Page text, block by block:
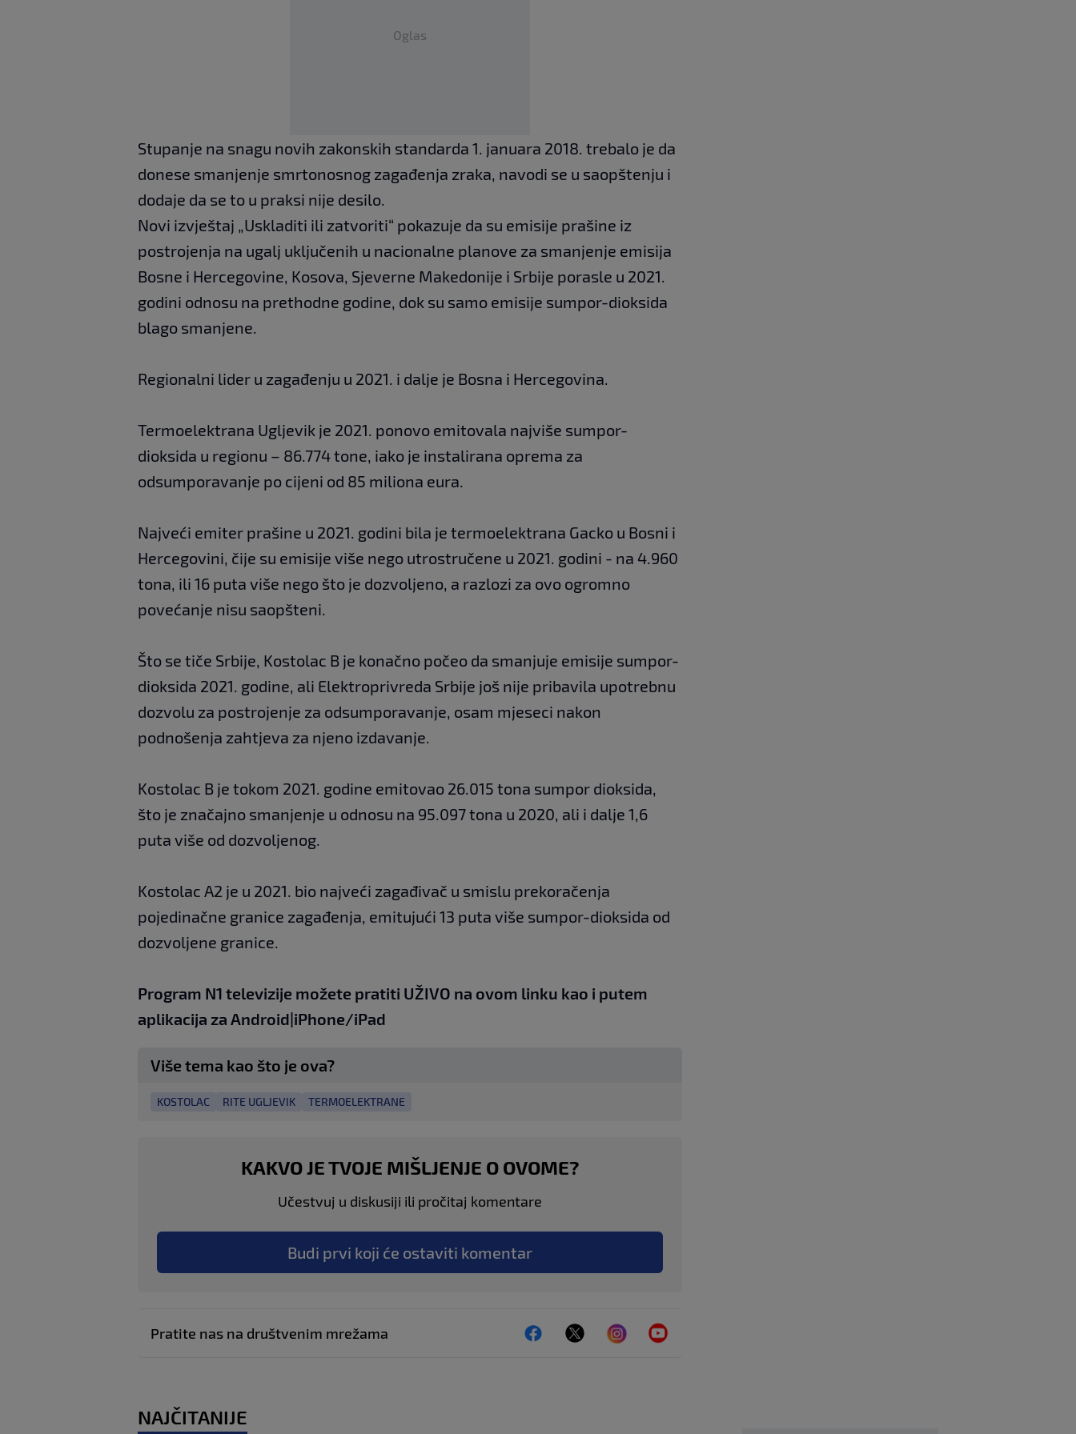
Oglas
Stupanje na snagu novih zakonskih standarda 1. januara 2018. trebalo je da
donese smanjenje smrtonosnog zagađenja zraka, navodi se u saopštenju i
dodaje da se to u praksi nije desilo.
Novi izvještaj „Uskladiti ili zatvoriti“ pokazuje da su emisije prašine iz
postrojenja na ugalj uključenih u nacionalne planove za smanjenje emisija
Bosne i Hercegovine, Kosova, Sjeverne Makedonije i Srbije porasle u 2021.
godini odnosu na prethodne godine, dok su samo emisije sumpor-dioksida
blago smanjene.
Regionalni lider u zagađenju u 2021. i dalje je Bosna i Hercegovina.
Termoelektrana Ugljevik je 2021. ponovo emitovala najviše sumpor-
dioksida u regionu – 86.774 tone, iako je instalirana oprema za
odsumporavanje po cijeni od 85 miliona eura.
Najveći emiter prašine u 2021. godini bila je termoelektrana Gacko u Bosni i
Hercegovini, čije su emisije više nego utrostručene u 2021. godini - na 4.960
tona, ili 16 puta više nego što je dozvoljeno, a razlozi za ovo ogromno
povećanje nisu saopšteni.
Što se tiče Srbije, Kostolac B je konačno počeo da smanjuje emisije sumpor-
dioksida 2021. godine, ali Elektroprivreda Srbije još nije pribavila upotrebnu
dozvolu za postrojenje za odsumporavanje, osam mjeseci nakon
podnošenja zahtjeva za njeno izdavanje.
Kostolac B je tokom 2021. godine emitovao 26.015 tona sumpor dioksida,
što je značajno smanjenje u odnosu na 95.097 tona u 2020, ali i dalje 1,6
puta više od dozvoljenog.
Kostolac A2 je u 2021. bio najveći zagađivač u smislu prekoračenja
pojedinačne granice zagađenja, emitujući 13 puta više sumpor-dioksida od
dozvoljene granice.
Program N1 televizije možete pratiti UŽIVO na ovom linku kao i putem
aplikacija za Android|iPhone/iPad
Više tema kao što je ova?
KOSTOLAC RITE UGLJEVIK TERMOELEKTRANE
KAKVO JE TVOJE MIŠLJENJE O OVOME?
Učestvuj u diskusiji ili pročitaj komentare
Budi prvi koji će ostaviti komentar
Pratite nas na društvenim mrežama
NAJČITANIJE